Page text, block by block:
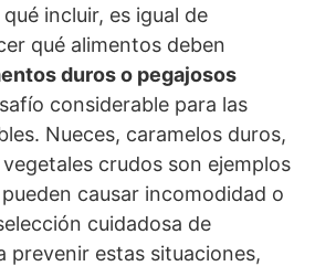
incluir, es igual de
qué alimentos deben
duros o pegajosos
considerable para las
Nueces, caramelos duros,
crudos son ejemplos
causar incomodidad o
cuidadosa de
prevenir estas situaciones,